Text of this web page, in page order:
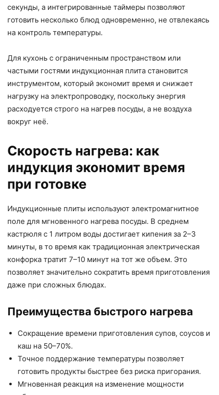
секунды, а интегрированные таймеры позволяют
готовить несколько блюд одновременно, не отвлекаясь
на контроль температуры.
Для кухонь с ограниченным пространством или
частыми гостями индукционная плита становится
инструментом, который экономит время и снижает
нагрузку на электропроводку, поскольку энергия
расходуется строго на нагрев посуды, а не воздуха
вокруг неё.
Скорость нагрева: как
индукция экономит время
при готовке
Индукционные плиты используют электромагнитное
поле для мгновенного нагрева посуды. В среднем
кастрюля с 1 литром воды достигает кипения за 2–3
минуты, в то время как традиционная электрическая
конфорка тратит 7–10 минут на тот же объем. Это
позволяет значительно сократить время приготовления
даже при сложных блюдах.
Преимущества быстрого нагрева
Сокращение времени приготовления супов, соусов и
каш на 50–70%.
Точное поддержание температуры позволяет
готовить продукты быстрее без риска пригорания.
Мгновенная реакция на изменение мощности